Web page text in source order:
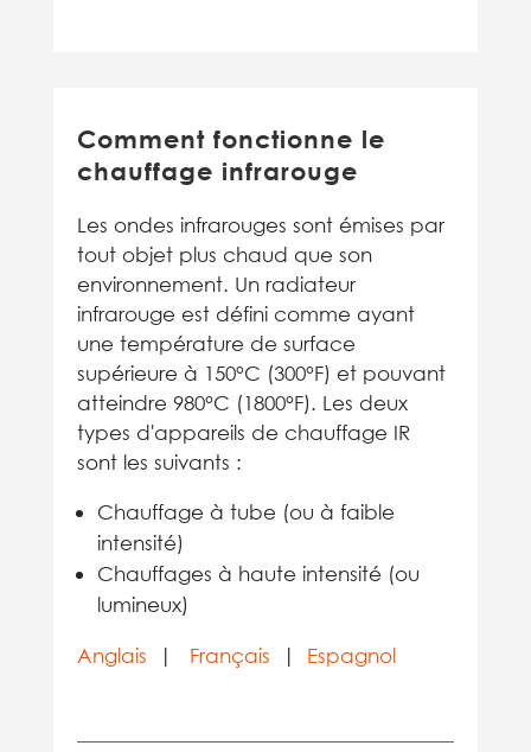
Comment fonctionne le
chauffage infrarouge
Les ondes infrarouges sont émises par
tout objet plus chaud que son
environnement. Un radiateur
infrarouge est défini comme ayant
une température de surface
supérieure à 150°C (300°F) et pouvant
atteindre 980°C (1800°F). Les deux
types d'appareils de chauffage IR
sont les suivants :
Chauffage à tube (ou à faible
intensité)
Chauffages à haute intensité (ou
lumineux)
Anglais | Français | Espagnol